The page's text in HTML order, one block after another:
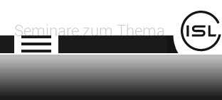
Seminare zum Thema